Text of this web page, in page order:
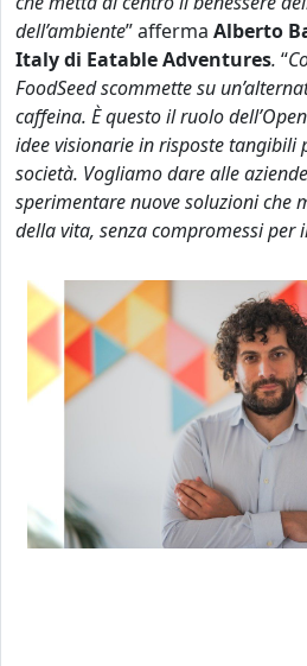
dell’ambiente” afferma Alberto
Italy di Eatable Adventures. “
FoodSeed scommette su
caffeina. È questo il ruolo
idee visionarie in risposte tangibili
società. Vogliamo dare alle
sperimentare nuove soluzioni che
della vita, senza compromessi per